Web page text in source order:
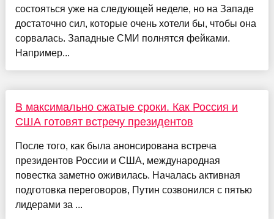
состояться уже на следующей неделе, но на Западе
достаточно сил, которые очень хотели бы, чтобы она
сорвалась. Западные СМИ полнятся фейками.
Например...
В максимально сжатые сроки. Как Россия и
США готовят встречу президентов
После того, как была анонсирована встреча
президентов России и США, международная
повестка заметно оживилась. Началась активная
подготовка переговоров, Путин созвонился с пятью
лидерами за ...